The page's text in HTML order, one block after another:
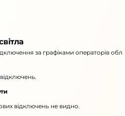
за графіками операторів
відключень не видно.